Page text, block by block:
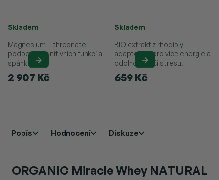
Skladem
2 907 Kč
Magnesium L-threonate –
podpora kognitivních funkcí a
spánku.
Skladem
659 Kč
BIO extrakt z rhodioly –
adaptogen pro více energie a
odolnost vůči stresu.
Popis Hodnocení Diskuze
ORGANIC Miracle Whey NATURAL